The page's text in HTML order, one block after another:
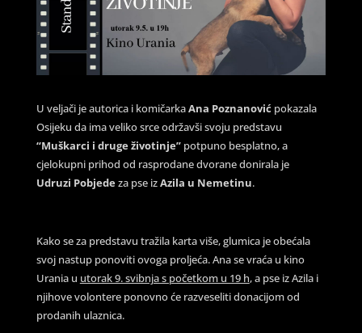
U veljači je autorica i komičarkaAna Poznanović pokazala
Osijeku da ima veliko srce održavši svoju predstavu
“Muškarci i druge životinje” potpuno besplatno, a
cjelokupni prihod od rasprodane dvorane donirala je
Udruzi Pobjedeza pse izAzila u Nemetinu.
Kako se za predstavu tražila karta više, glumica je obećala
svoj nastup ponoviti ovoga proljeća. Ana se vraća u kino
Urania u utorak 9. svibnja s početkom u 19 h, a pse iz Azila i
njihove volontere ponovno će razveseliti donacijom od
prodanih ulaznica.